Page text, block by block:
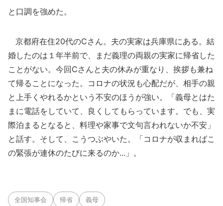
と口調を強めた。
京都府在住20代のCさん。夫の実家は兵庫県にある。結
婚したのは１年半前で、まだ義理の両親の実家に帰省した
ことがない。今回Cさんと夫の休みが重なり、挨拶も兼ね
て帰ることになった。コロナの状況も心配だが、相手の親
と上手くやれるかという不安のほうが強い。「義母とはた
まに電話をしていて、良くしてもらっています。でも、実
際泊まるとなると、料理や家事で文句言われないか不安」
と話す。そして、こうつぶやいた。「コロナが収まればこ
の緊張が連休のたびに来るのか...」。
全国知事会 帰省 義母